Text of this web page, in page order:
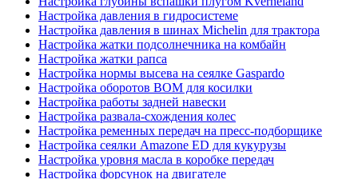
Настройка давления в гидросистеме
Настройка давления в шинах Michelin для трактора
Настройка жатки подсолнечника на комбайн
Настройка жатки рапса
Настройка нормы высева на сеялке Gaspardo
Настройка оборотов ВОМ для косилки
Настройка работы задней навески
Настройка развала-схождения колес
Настройка ременных передач на пресс-подборщике
Настройка сеялки Amazone ED для кукурузы
Настройка уровня масла в коробке передач
Настройка форсунок на двигателе